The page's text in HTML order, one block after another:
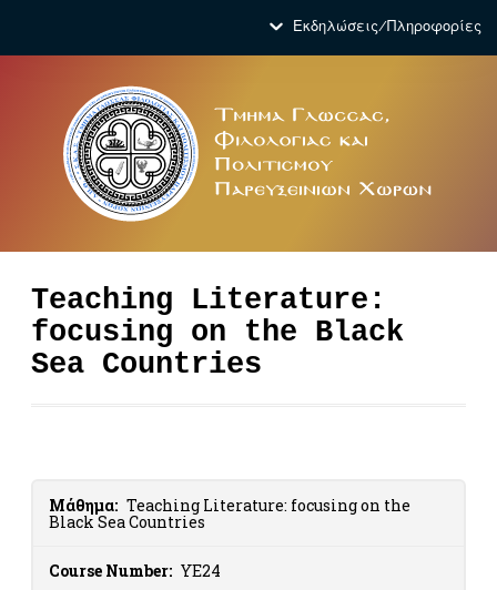
Εκδηλώσεις/Πληροφορίες
Teaching Literature:
focusing on the Black
Sea Countries
Μάθημα: Teaching Literature: focusing on the
Black Sea Countries
Course Number: ΥΕ24